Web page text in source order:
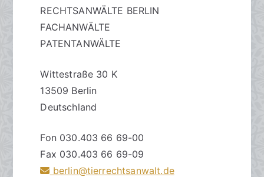
RECHTSANWÄLTE BERLIN
FACHANWÄLTE
PATENTANWÄLTE
Wittestraße 30 K
13509 Berlin
Deutschland
Fon 030.403 66 69-00
Fax 030.403 66 69-09
berlin@tierrechtsanwalt.de